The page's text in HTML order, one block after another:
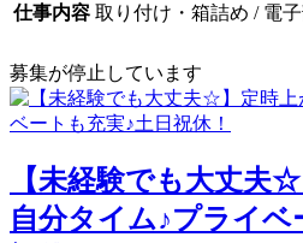
仕事内容 取り付け・箱詰め / 電
募集が停止しています
【未経験でも大丈夫
自分タイム♪プライベ